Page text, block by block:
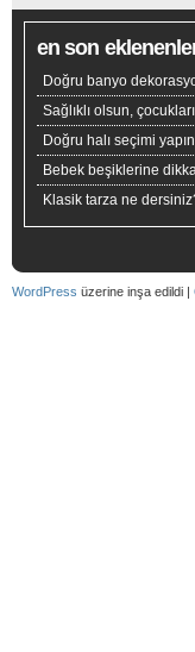
en son
Doğru banyo
Sağlıklı olsun,
Doğru halı seçimi
Bebek beşiklerine
Klasik tarza ne
WordPress üzerine inşa edildi |